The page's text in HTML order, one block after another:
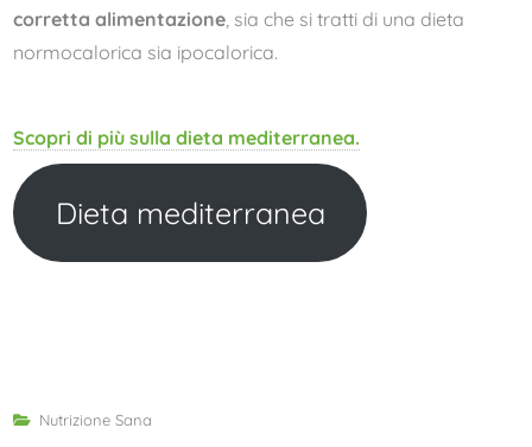
corretta alimentazione, sia che si tratti di una dieta
normocalorica sia ipocalorica.
Scopri di più sulla dieta mediterranea.
Dieta mediterranea
Nutrizione Sana